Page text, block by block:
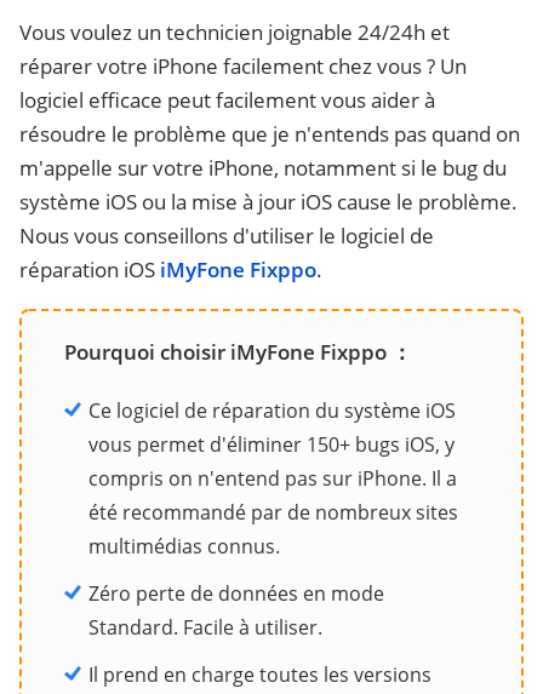
Vous voulez un technicien joignable 24/24h et
réparer votre iPhone facilement chez vous ? Un
logiciel efficace peut facilement vous aider à
résoudre le problème que je n'entends pas quand on
m'appelle sur votre iPhone, notamment si le bug du
système iOS ou la mise à jour iOS cause le problème.
Nous vous conseillons d'utiliser le logiciel de
réparation iOS iMyFone Fixppo.
Pourquoi choisir iMyFone Fixppo ：
Ce logiciel de réparation du système iOS
vous permet d'éliminer 150+ bugs iOS, y
compris on n'entend pas sur iPhone. Il a
été recommandé par de nombreux sites
multimédias connus.
Zéro perte de données en mode
Standard. Facile à utiliser.
Il prend en charge toutes les versions